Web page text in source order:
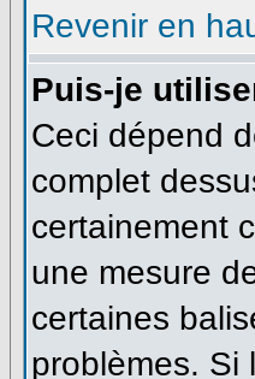
Revenir en
Puis-je
Ceci dépend
complet
certainement
une mesure
certaines
problèmes. Si